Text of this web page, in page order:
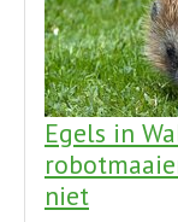
Egels in
niet